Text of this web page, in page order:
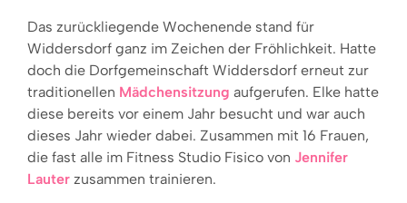
Das zurückliegende Wochenende stand für
Widdersdorf ganz im Zeichen der Fröhlichkeit. Hatte
doch die Dorfgemeinschaft Widdersdorf erneut zur
traditionellen Mädchensitzung aufgerufen. Elke hatte
diese bereits vor einem Jahr besucht und war auch
dieses Jahr wieder dabei. Zusammen mit 16 Frauen,
die fast alle im Fitness Studio Fisico von Jennifer
Lauter zusammen trainieren.